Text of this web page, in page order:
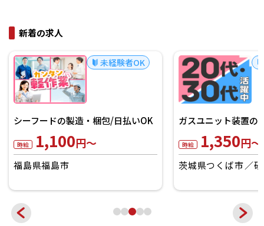
新着の求人
未経験者OK
シーフードの製造・梱包/日払いOK
時給 1,100円～
福島県福島市
ガスユニット装置の
時給 1,350円～
茨城県つくば市